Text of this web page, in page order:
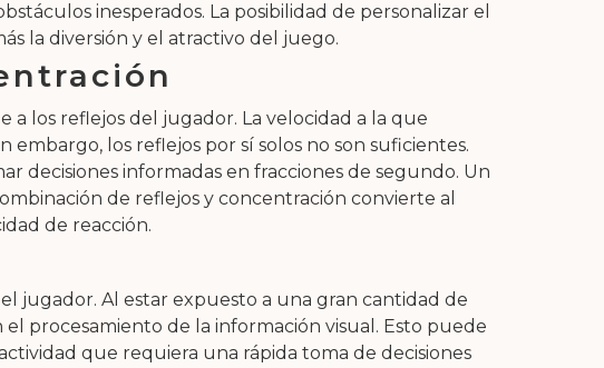
inesperados. La posibilidad de personalizar el
la diversión y el atractivo del juego.
a los reflejos del jugador. La velocidad a la que
embargo, los reflejos por sí solos no son suficientes.
decisiones informadas en fracciones de segundo. Un
de reflejos y concentración convierte al
de reacción.
jugador. Al estar expuesto a una gran cantidad de
procesamiento de la información visual. Esto puede
que requiera una rápida toma de decisiones